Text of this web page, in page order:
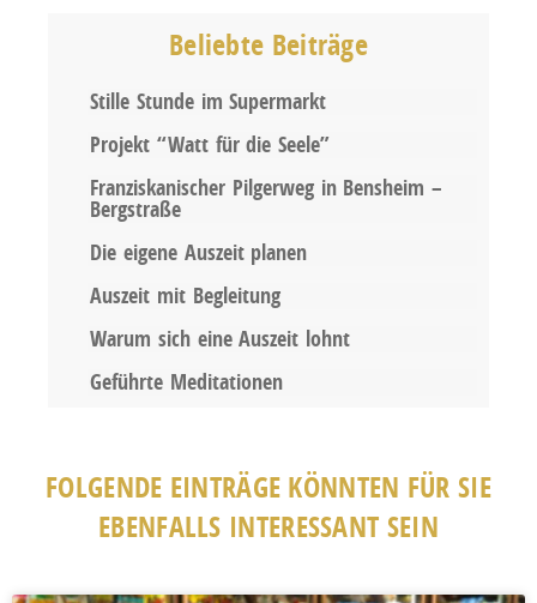
Beliebte Beiträge
Stille Stunde im Supermarkt
Projekt “Watt für die Seele”
Franziskanischer Pilgerweg in Bensheim –
Bergstraße
Die eigene Auszeit planen
Auszeit mit Begleitung
Warum sich eine Auszeit lohnt
Geführte Meditationen
FOLGENDE EINTRÄGE KÖNNTEN FÜR SIE
EBENFALLS INTERESSANT SEIN